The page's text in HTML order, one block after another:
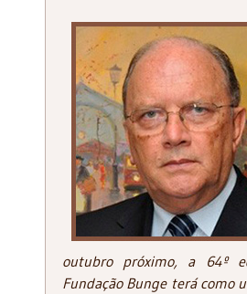
outubro próximo, a 64º
Fundação Bunge terá como